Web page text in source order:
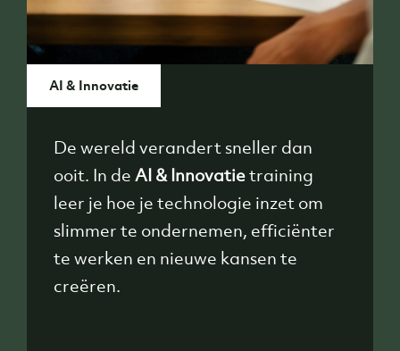
AI & Innovatie
De wereld verandert sneller dan
ooit. In de AI & Innovatietraining
leer je hoe je technologie inzet om
slimmer te ondernemen, efficiënter
te werken en nieuwe kansen te
creëren.